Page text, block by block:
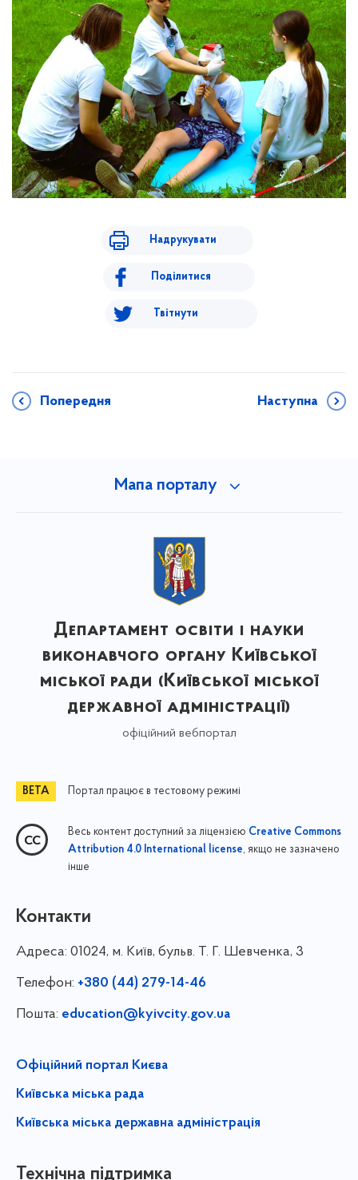
Надрукувати
Поділитися
Твітнути
Попередня Наступна
Мапа порталу
Департамент освіти і науки
виконавчого органу Київської
міської ради (Київської міської
державної адміністрації)
офіційний вебпортал
Портал працює в тестовому режимі
Весь контент доступний за ліцензією Creative Commons
Attribution 4.0 International license, якщо не зазначено
інше
Контакти
Адреса: 01024, м. Київ, бульв. Т. Г. Шевченка, 3
Телефон: +380 (44) 279-14-46
Пошта: education@kyivcity.gov.ua
Офіційний портал Києва
Київська міська рада
Київська міська державна адміністрація
Технічна підтримка